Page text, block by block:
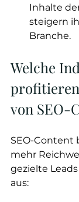
Inhalte
steigern
Branche.
Welche
von SEO-
SEO-
mehr
gezielte
aus: